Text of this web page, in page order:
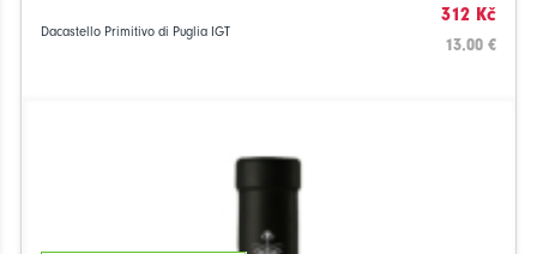
Dacastello Primitivo di Puglia IGT
312 Kč
13.00 €